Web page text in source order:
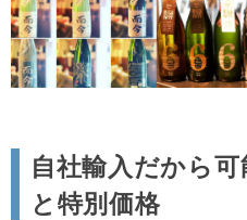
自社輸入だから
と特別価格